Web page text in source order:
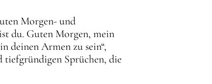
Morgen- und
du. Guten Morgen, mein
deinen Armen zu sein“,
tiefgründigen Sprüchen, die